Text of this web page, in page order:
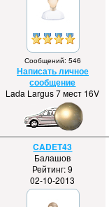
Сообщений: 546
Написать личное
сообщение
Lada Largus 7 мест 16V
CADET43
Балашов
Рейтинг: 9
02-10-2013